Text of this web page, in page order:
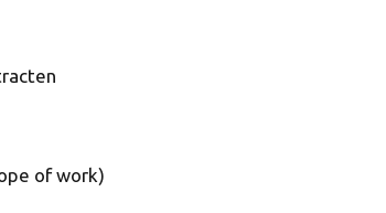
of work)